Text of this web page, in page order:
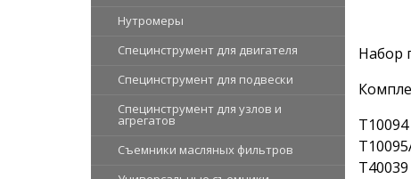
Нутромеры
Специнструмент для двигателя
Специнструмент для подвески
Специнструмент для узлов и
агрегатов
Съемники масляных фильтров
Набор